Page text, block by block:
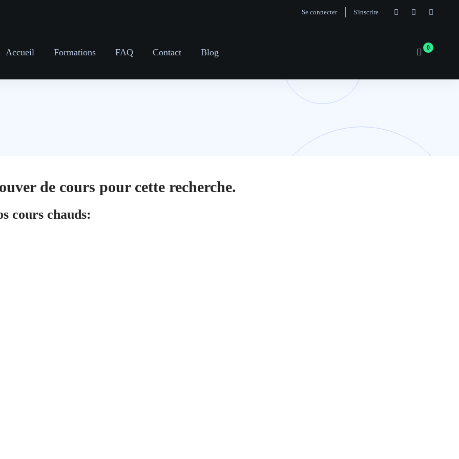
Se connecter S'inscrire
Accueil Formations FAQ Contact Blog
de cours pour cette recherche.
cours chauds: